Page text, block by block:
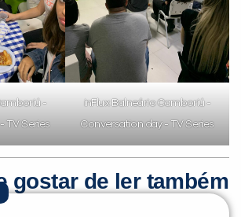
-
TV Series
inFlux Balneário Camboriú -
Conversation day - TV Series
gostar de ler também